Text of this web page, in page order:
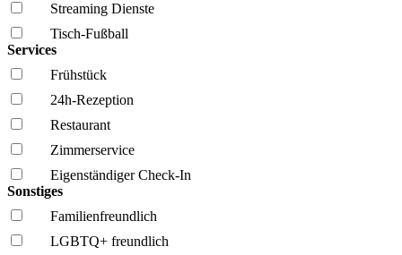
Streaming Dienste
Tisch-Fußball
Services
Frühstück
24h-Rezeption
Restaurant
Zimmerservice
Eigenständiger Check-In
Sonstiges
Familien­freundlich
LGBTQ+ freundlich